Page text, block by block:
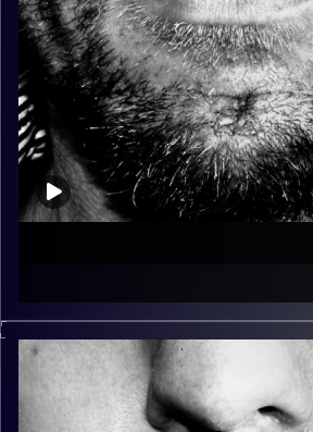
של הופעות חיות. הרבה ג'אם, רוק,
בלוז, bluegrass, ג'אז, Fאנק, פרוגרסיב ואפילו אלקטרוניקה.